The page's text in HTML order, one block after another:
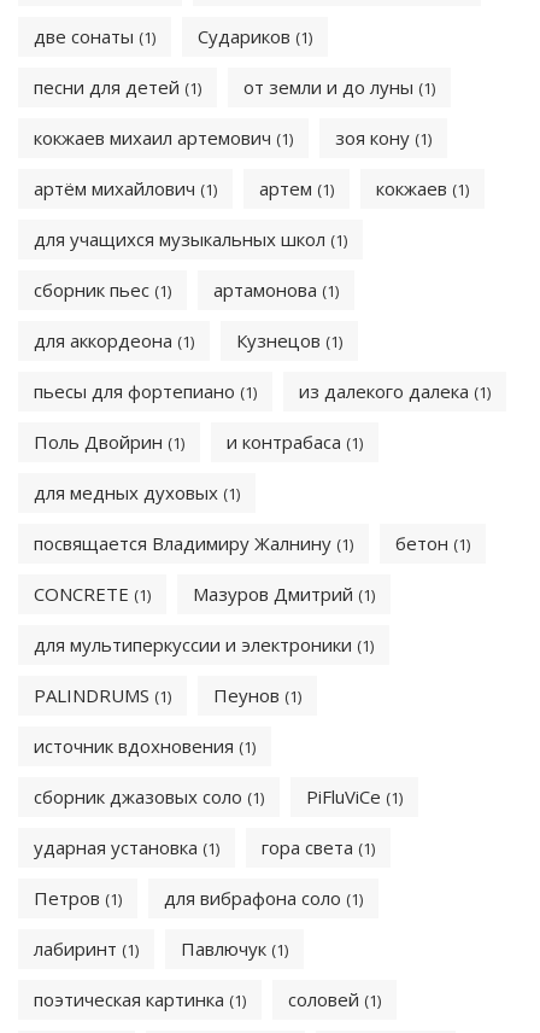
две сонаты (1) Судариков (1)
песни для детей (1) от земли и до луны (1)
кокжаев михаил артемович (1) зоя кону (1)
артём михайлович (1) артем (1) кокжаев (1)
для учащихся музыкальных школ (1)
сборник пьес (1) артамонова (1)
для аккордеона (1) Кузнецов (1)
пьесы для фортепиано (1) из далекого далека (1)
Поль Двойрин (1) и контрабаса (1)
для медных духовых (1)
посвящается Владимиру Жалнину (1) бетон (1)
CONCRETE (1) Мазуров Дмитрий (1)
для мультиперкуссии и электроники (1)
PALINDRUMS (1) Пеунов (1)
источник вдохновения (1)
сборник джазовых соло (1) PiFluViCe (1)
ударная установка (1) гора света (1)
Петров (1) для вибрафона соло (1)
лабиринт (1) Павлючук (1)
поэтическая картинка (1) соловей (1)